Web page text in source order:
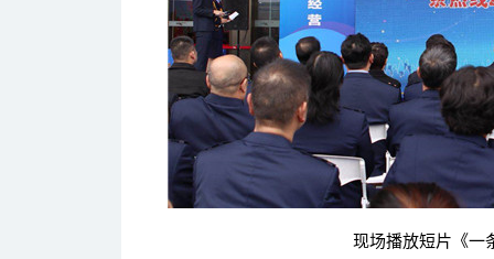
现场播放短片《一条